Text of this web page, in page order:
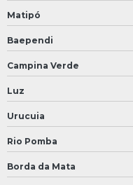
Matipó
Baependi
Campina Verde
Luz
Urucuia
Rio Pomba
Borda da Mata